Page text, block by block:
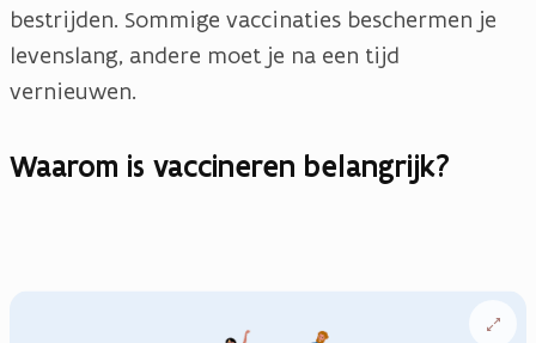
bestrijden. Sommige vaccinaties beschermen je
levenslang, andere moet je na een tijd
vernieuwen.
Waarom is vaccineren belangrijk?
vergrote